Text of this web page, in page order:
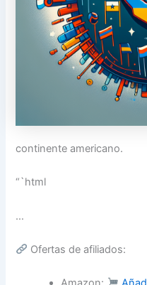
continente americano.
“`html
…
Ofertas de afiliados: